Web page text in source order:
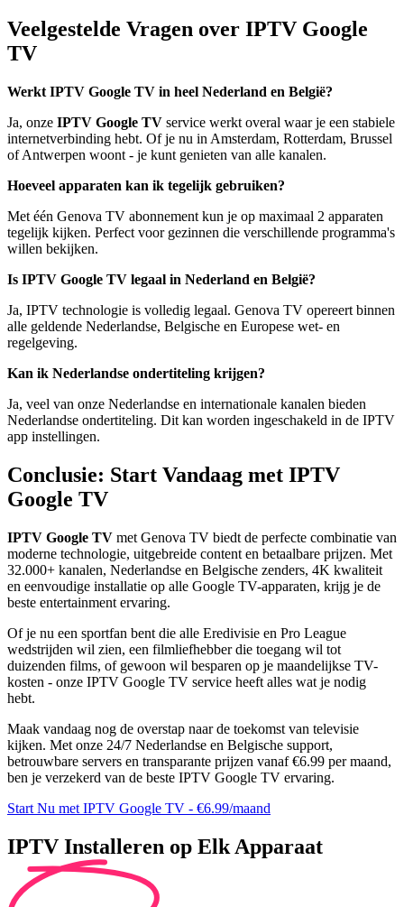
Veelgestelde Vragen over IPTV Google
TV
Werkt IPTV Google TV in heel Nederland en België?
Ja, onze IPTV Google TV service werkt overal waar je een stabiele
internetverbinding hebt. Of je nu in Amsterdam, Rotterdam, Brussel
of Antwerpen woont - je kunt genieten van alle kanalen.
Hoeveel apparaten kan ik tegelijk gebruiken?
Met één Genova TV abonnement kun je op maximaal 2 apparaten
tegelijk kijken. Perfect voor gezinnen die verschillende programma's
willen bekijken.
Is IPTV Google TV legaal in Nederland en België?
Ja, IPTV technologie is volledig legaal. Genova TV opereert binnen
alle geldende Nederlandse, Belgische en Europese wet- en
regelgeving.
Kan ik Nederlandse ondertiteling krijgen?
Ja, veel van onze Nederlandse en internationale kanalen bieden
Nederlandse ondertiteling. Dit kan worden ingeschakeld in de IPTV
app instellingen.
Conclusie: Start Vandaag met IPTV
Google TV
IPTV Google TV met Genova TV biedt de perfecte combinatie van
moderne technologie, uitgebreide content en betaalbare prijzen. Met
32.000+ kanalen, Nederlandse en Belgische zenders, 4K kwaliteit
en eenvoudige installatie op alle Google TV-apparaten, krijg je de
beste entertainment ervaring.
Of je nu een sportfan bent die alle Eredivisie en Pro League
wedstrijden wil zien, een filmliefhebber die toegang wil tot
duizenden films, of gewoon wil besparen op je maandelijkse TV-
kosten - onze IPTV Google TV service heeft alles wat je nodig
hebt.
Maak vandaag nog de overstap naar de toekomst van televisie
kijken. Met onze 24/7 Nederlandse en Belgische support,
betrouwbare servers en transparante prijzen vanaf €6.99 per maand,
ben je verzekerd van de beste IPTV Google TV ervaring.
Start Nu met IPTV Google TV - €6.99/maand
IPTV Installeren op Elk Apparaat